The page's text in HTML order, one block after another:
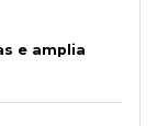
e amplia